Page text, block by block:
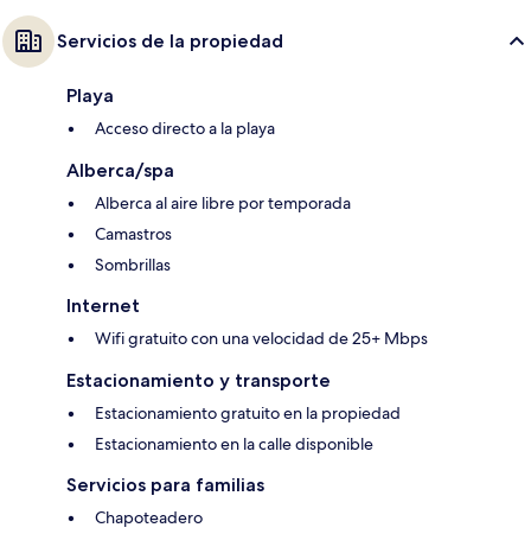
Servicios de la propiedad
Playa
Acceso directo a la playa
Alberca/spa
Alberca al aire libre por temporada
Camastros
Sombrillas
Internet
Wifi gratuito con una velocidad de 25+ Mbps
Estacionamiento y transporte
Estacionamiento gratuito en la propiedad
Estacionamiento en la calle disponible
Servicios para familias
Chapoteadero